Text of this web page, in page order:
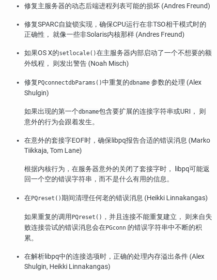
修复主服务器的动态后端进程列表可能的损坏 (Andres Freund)
修复SPARC自旋锁实现，确保CPU运行在非TSO相干模式时的
正确性， 就像一些非Solaris内核那样 (Andres Freund)
如果OS X的setlocale()在主服务器内部启动了一个不想要的额
外线程， 则发出警告 (Noah Misch)
修复 PQconnectdbParams()中重复的dbname 参数的处理 (Alex
Shulgin)
如果出现的第一个dbname包含要扩展的连接字符串或URI， 则
意外的行为会跟着发生。
在意外的套接字EOF时，确保 libpq报告合适的错误消息 (Marko
Tiikkaja, Tom Lane)
根据内核行为，在服务器意外的关闭了套接字时， libpq可能返
回一个空的错误字符串，而不是什么有用的信息。
在PQreset()期间清理任何老的错误消息 (Heikki Linnakangas)
如果重复的调用 PQreset() ，并且连接不能重复建立， 则来自失
败连接尝试的错误消息会在PGconn 的错误字符串中不断的积
累。
在解析 libpq中的连接选项时，正确的处理内存溢出条件 (Alex
Shulgin, Heikki Linnakangas)